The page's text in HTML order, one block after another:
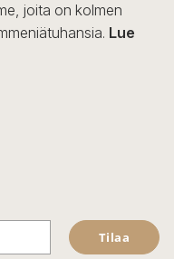
joita on kolmen
Lue
Tilaa